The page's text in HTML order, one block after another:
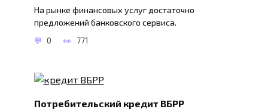
На рынке финансовых услуг достаточно
предложений банковского сервиса.
0 771
Потребительский кредит ВБРР